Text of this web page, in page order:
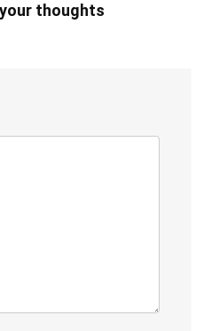
thoughts